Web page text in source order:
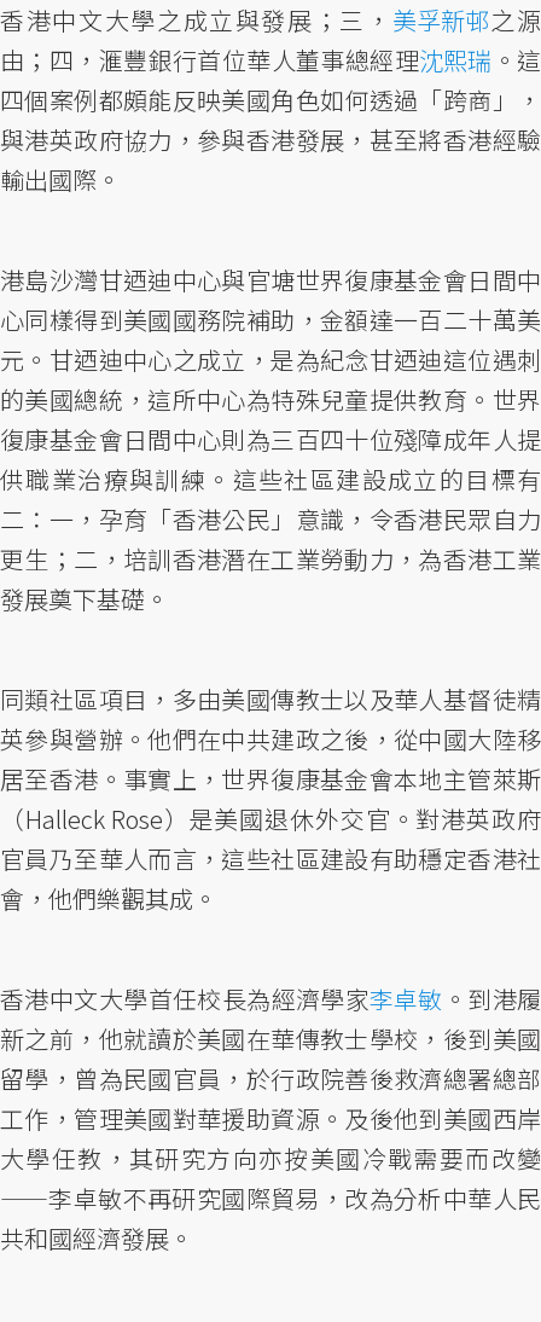
香港中文大學之成立與發展；三， 美孚新邨之源
由；四，滙豐銀行首位華人董事總經理沈熙瑞 。這
四個案例都頗能反映美國角色如何透過「跨商」，
與港英政府協力，參與香港發展，甚至將香港經驗
輸出國際。
港島沙灣甘迺迪中心與官塘世界復康基金會日間中
心同樣得到美國國務院補助，金額達一百二十萬美
元。甘迺迪中心之成立，是為紀念甘迺迪這位遇刺
的美國總統，這所中心為特殊兒童提供教育。世界
復康基金會日間中心則為三百四十位殘障成年人提
供職業治療與訓練。這些社區建設成立的目標有
二：一，孕育「香港公民」意識，令香港民眾自力
更生；二，培訓香港潛在工業勞動力，為香港工業
發展奠下基礎。
同類社區項目，多由美國傳教士以及華人基督徒精
英參與營辦。他們在中共建政之後，從中國大陸移
居至香港。事實上，世界復康基金會本地主管萊斯
（Halleck Rose）是美國退休外交官。對港英政府
官員乃至華人而言，這些社區建設有助穩定香港社
會，他們樂觀其成。
香港中文大學首任校長為經濟學家李卓敏 。到港履
新之前，他就讀於美國在華傳教士學校，後到美國
留學，曾為民國官員，於行政院善後救濟總署總部
工作，管理美國對華援助資源。及後他到美國西岸
大學任教，其研究方向亦按美國冷戰需要而改變
——李卓敏不再研究國際貿易，改為分析中華人民
共和國經濟發展。